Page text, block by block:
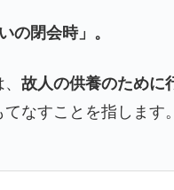
閉会時」。
、故人の供養のために
なすことを指します。